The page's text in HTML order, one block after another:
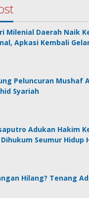
Milenial Daerah Naik
Apkasi Kembali
Peluncuran Mushaf
Syariah
Adukan Hakim
Seumur Hidup
Hilang? Tenang